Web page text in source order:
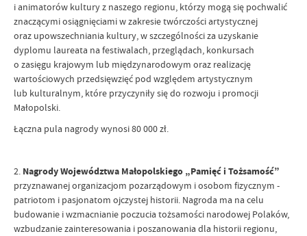
i animatorów kultury z naszego regionu, którzy mogą się pochwalić
znaczącymi osiągnięciami w zakresie twórczości artystycznej
oraz upowszechniania kultury, w szczególności za uzyskanie
dyplomu laureata na festiwalach, przeglądach, konkursach
o zasięgu krajowym lub międzynarodowym oraz realizację
wartościowych przedsięwzięć pod względem artystycznym
lub kulturalnym, które przyczyniły się do rozwoju i promocji
Małopolski.
Łączna pula nagrody wynosi 80 000 zł.
2. Nagrody Województwa Małopolskiego „Pamięć i Tożsamość”
przyznawanej organizacjom pozarządowym i osobom fizycznym -
patriotom i pasjonatom ojczystej historii. Nagroda ma na celu
budowanie i wzmacnianie poczucia tożsamości narodowej Polaków,
wzbudzanie zainteresowania i poszanowania dla historii regionu,